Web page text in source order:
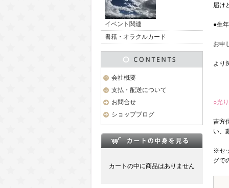
イベント関連
書籍・オラクルカード
会社概要
支払・配送について
お問合せ
ショップブログ
カートの中に商品はありません
届け
●生
お申
より
○光
吉方
い、
※セ
グで